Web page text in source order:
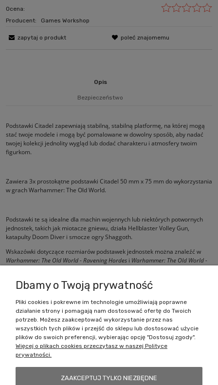
Ocena:
Producent:
Games Workshop
zapytaj o produkt poleć znajomemu
Opis
Bezpieczeństwo
Podstawki Citadel zapewniają stabilną, stabilną platformę, na której mogą
stać twoje modele i mogą być pomalowane w dowolny sposób, aby nadać
twojej kolekcji jednolity wygląd lub dodać charakteru i atmosfery twoim
figurkom.
Zawiera 3x prostokątne podstawki Citadel 50 mm x 75 mm do wykorzystania
w grach Warhammer: The Old World.
Podstawki te są idealne dla machin wojennych lub niektórych potwornych
jednostek, takich jak miotacze gniewu, działa Hellblaster Volley Gun,
katapulty Doom Diver i smocze ogry Shaggoth.
Wskazówki dotyczące rozmiarów podstawek jednostek można znaleźć w
Warhammer: The Old World - Ravening Hordes i Warhammer: The Old World -
Zakupy
Pomoc
Dbamy o Twoją prywatność
Pliki cookies i pokrewne im technologie umożliwiają poprawne
działanie strony i pomagają nam dostosować ofertę do Twoich
potrzeb. Możesz zaakceptować wykorzystanie przez nas
wszystkich tych plików i przejść do sklepu lub dostosować użycie
plików do swoich preferencji, wybierając opcję "Dostosuj zgody".
Więcej o plikach cookies przeczytasz w naszej Polityce
prywatności.
ZAAKCEPTUJ TYLKO NIEZBĘDNE